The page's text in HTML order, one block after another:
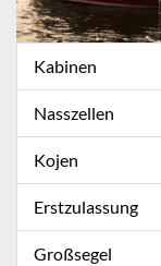
Kabinen
Nasszellen
Kojen
Erstzulassung
Großsegel